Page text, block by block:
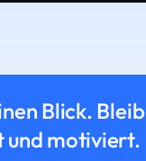
Blick. Bleib
und motiviert.